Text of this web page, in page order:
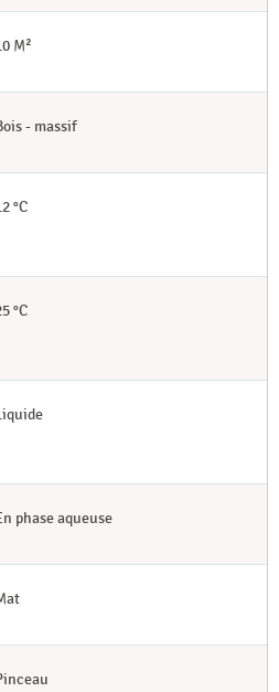
M²
- massif
°C
°C
phase aqueuse